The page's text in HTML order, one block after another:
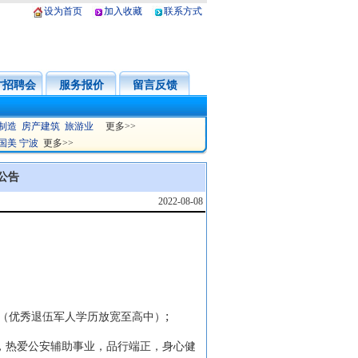
设为首页 加入收藏 联系方式
聘会 服务报价 留言反馈
造 房产建筑 旅游业
更多>>
国美 宁波 更多>>
告
2022-08-08
优秀退伍军人学历放宽至高中） ;
爱公安辅助事业，品行端正，身心健